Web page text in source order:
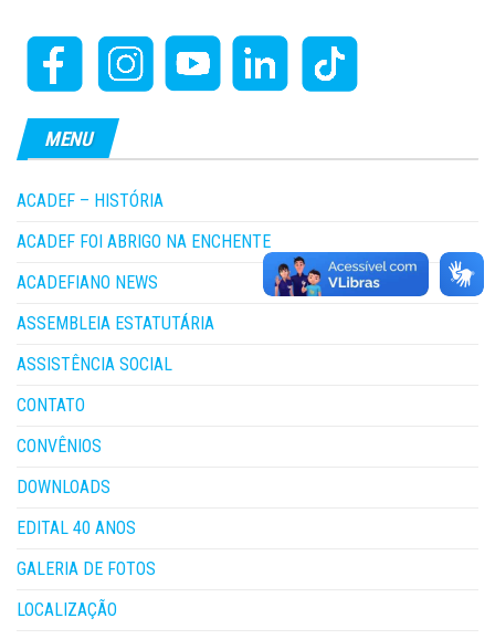
MENU
ACADEF – HISTÓRIA
ACADEF FOI ABRIGO NA ENCHENTE
ACADEFIANO NEWS
ASSEMBLEIA ESTATUTÁRIA
ASSISTÊNCIA SOCIAL
CONTATO
CONVÊNIOS
DOWNLOADS
EDITAL 40 ANOS
GALERIA DE FOTOS
LOCALIZAÇÃO